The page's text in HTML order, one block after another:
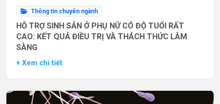
Thông tin chuyên ngành
HỖ TRỢ SINH SẢN Ở PHỤ NỮ CÓ ĐỘ TUỔI RẤT
CAO: KẾT QUẢ ĐIỀU TRỊ VÀ THÁCH THỨC LÂM
SÀNG
+ Xem chi tiết